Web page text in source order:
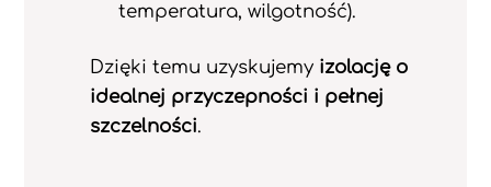
temperatura, wilgotność).
Dzięki temu uzyskujemy izolację o
idealnej przyczepności i pełnej
szczelności.